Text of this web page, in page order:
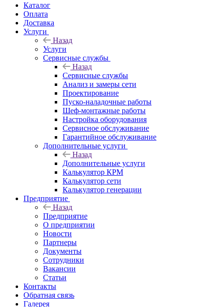
Каталог
Оплата
Доставка
Услуги
Назад
Услуги
Сервисные службы
Назад
Сервисные службы
Анализ и замеры сети
Проектирование
Пуско-наладочные работы
Шеф-монтажные работы
Настройка оборудования
Сервисное обслуживание
Гарантийное обслуживание
Дополнительные услуги
Назад
Дополнительные услуги
Калькулятор КРМ
Калькулятор сети
Калькулятор генерации
Предприятие
Назад
Предприятие
О предприятии
Новости
Партнеры
Документы
Сотрудники
Вакансии
Статьи
Контакты
Обратная связь
Галерея